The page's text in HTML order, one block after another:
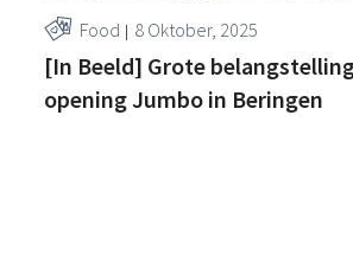
Food 8 Oktober, 2025
[In Beeld] Grote
opening Jumbo in Beringen